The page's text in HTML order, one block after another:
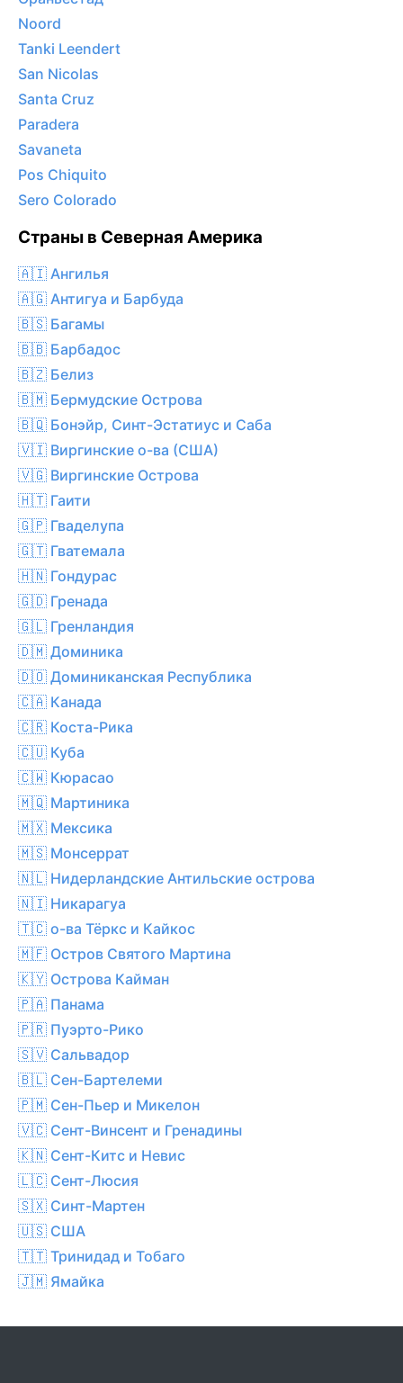
Noord
Tanki Leendert
San Nicolas
Santa Cruz
Paradera
Savaneta
Pos Chiquito
Sero Colorado
Страны в Северная Америка
🇦🇮 Ангилья
🇦🇬 Антигуа и Барбуда
🇧🇸 Багамы
🇧🇧 Барбадос
🇧🇿 Белиз
🇧🇲 Бермудские Острова
🇧🇶 Бонэйр, Синт-Эстатиус и Саба
🇻🇮 Виргинские о-ва (США)
🇻🇬 Виргинские Острова
🇭🇹 Гаити
🇬🇵 Гваделупа
🇬🇹 Гватемала
🇭🇳 Гондурас
🇬🇩 Гренада
🇬🇱 Гренландия
🇩🇲 Доминика
🇩🇴 Доминиканская Республика
🇨🇦 Канада
🇨🇷 Коста-Рика
🇨🇺 Куба
🇨🇼 Кюрасао
🇲🇶 Мартиника
🇲🇽 Мексика
🇲🇸 Монсеррат
🇳🇱 Нидерландские Антильские острова
🇳🇮 Никарагуа
🇹🇨 о-ва Тёркс и Кайкос
🇲🇫 Остров Святого Мартина
🇰🇾 Острова Кайман
🇵🇦 Панама
🇵🇷 Пуэрто-Рико
🇸🇻 Сальвадор
🇧🇱 Сен-Бартелеми
🇵🇲 Сен-Пьер и Микелон
🇻🇨 Сент-Винсент и Гренадины
🇰🇳 Сент-Китс и Невис
🇱🇨 Сент-Люсия
🇸🇽 Синт-Мартен
🇺🇸 США
🇹🇹 Тринидад и Тобаго
🇯🇲 Ямайка